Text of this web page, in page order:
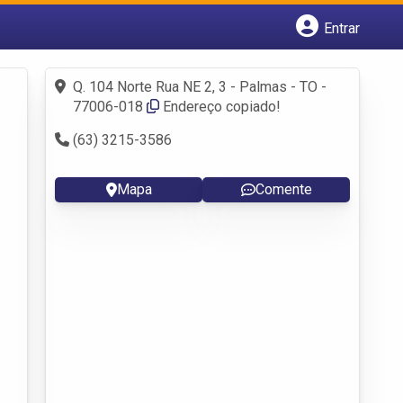
Entrar
Fazer login
Criar conta
Q. 104 Norte Rua NE 2, 3 - Palmas - TO -
77006-018
Endereço copiado!
(63) 3215-3586
Mapa Comente